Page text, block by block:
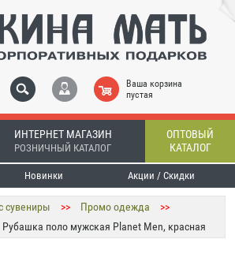
Ваша корзина
пустая
ИНТЕРНЕТ МАГАЗИН
РОЗНИЧНЫЙ КАТАЛОГ
ОПТОВЫЙ
КАТАЛОГ
Новинки Акции / Скидки
сувениры >> Промо одежда
>>
Рубашка поло мужская Planet Men, красная